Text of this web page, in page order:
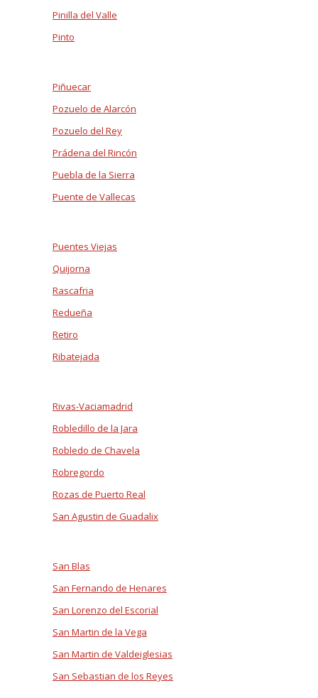
Pinilla del Valle
Pinto
Piñuecar
Pozuelo de Alarcón
Pozuelo del Rey
Prádena del Rincón
Puebla de la Sierra
Puente de Vallecas
Puentes Viejas
Quijorna
Rascafria
Redueña
Retiro
Ribatejada
Rivas-Vaciamadrid
Robledillo de la Jara
Robledo de Chavela
Robregordo
Rozas de Puerto Real
San Agustin de Guadalix
San Blas
San Fernando de Henares
San Lorenzo del Escorial
San Martin de la Vega
San Martin de Valdeiglesias
San Sebastian de los Reyes